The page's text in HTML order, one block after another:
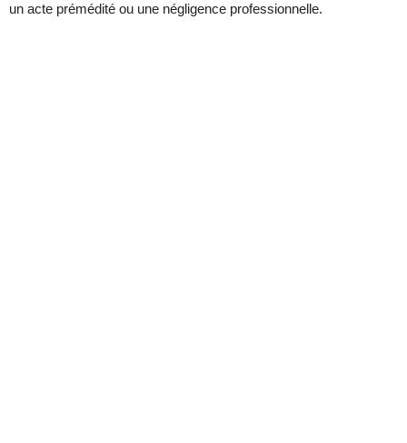
un acte prémédité ou une négligence professionnelle.